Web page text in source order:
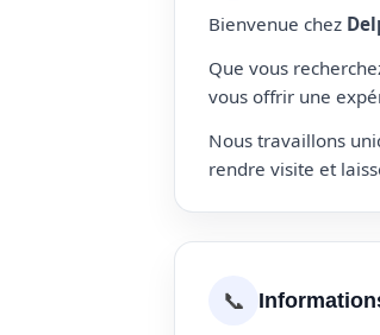
Bienvenue chez
Que vous
vous offrir une
Nous travaillons
rendre visite et
📞